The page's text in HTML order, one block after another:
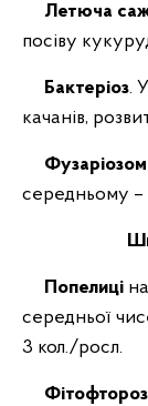
Летюча
посіву
Бактеріоз.
качанів,
Фузаріозом
середньому –
Попелиці
середньої
3 кол./росл.